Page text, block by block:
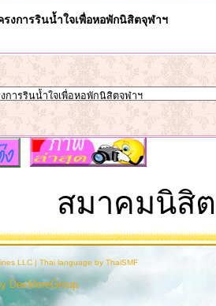
รงการรินน้ำใจเพื่อหอพักนิสิตจุฬาฯ
สมาคมนิสิต
LLC | Thai language by ThaiSMF
DexMoreGroup